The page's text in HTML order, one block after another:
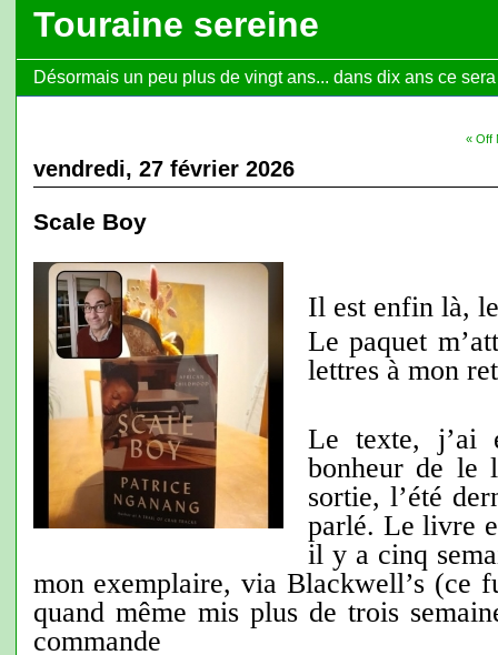
Touraine sereine
Désormais un peu plus de vingt ans... dans dix ans ce
« Off
vendredi, 27 février 2026
Scale Boy
Il est enfin là,
Le paquet
lettres à mon
Le texte, j’ai
bonheur de le
sortie, l’été
parlé. Le livre
il y a cinq
mon exemplaire, via Blackwell’s (ce
quand même mis plus de trois
commande